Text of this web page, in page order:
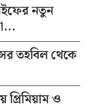
নতুন
তহবিল থেকে
প্রিমিয়াম ও